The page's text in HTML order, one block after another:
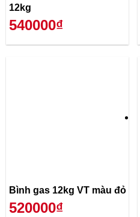
12kg
540000₫
Bình gas 12kg VT màu đỏ
520000₫